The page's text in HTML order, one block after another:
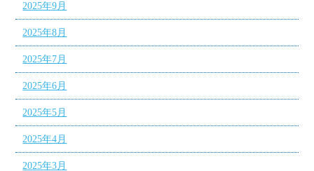
2025年9月
2025年8月
2025年7月
2025年6月
2025年5月
2025年4月
2025年3月